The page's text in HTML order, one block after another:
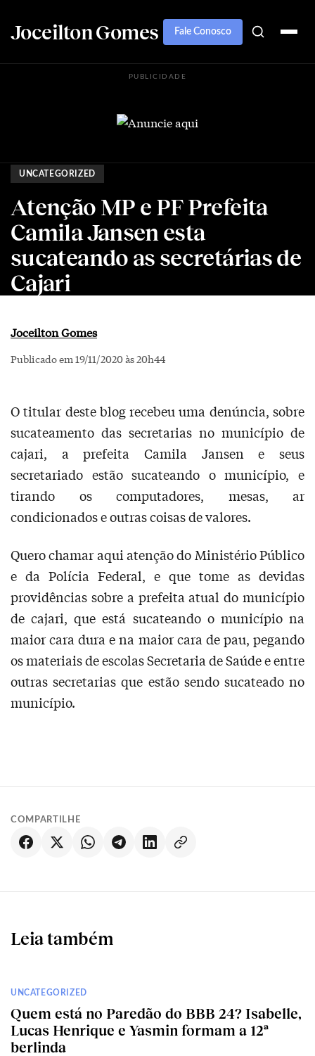
Joceilton Gomes Fale Conosco
PUBLICIDADE
UNCATEGORIZED
Atenção MP e PF Prefeita
Camila Jansen esta
sucateando as secretárias de
Cajari
Joceilton Gomes
Publicado em 19/11/2020 às 20h44
O titular deste blog recebeu uma denúncia, sobre
sucateamento das secretarias no município de
cajari, a prefeita Camila Jansen e seus
secretariado estão sucateando o município, e
tirando os computadores, mesas, ar
condicionados e outras coisas de valores.
Quero chamar aqui atenção do Ministério Público
e da Polícia Federal, e que tome as devidas
providências sobre a prefeita atual do município
de cajari, que está sucateando o município na
maior cara dura e na maior cara de pau, pegando
os materiais de escolas Secretaria de Saúde e entre
outras secretarias que estão sendo sucateado no
município.
COMPARTILHE
Leia também
UNCATEGORIZED
Quem está no Paredão do BBB 24? Isabelle,
Lucas Henrique e Yasmin formam a 12ª
berlinda